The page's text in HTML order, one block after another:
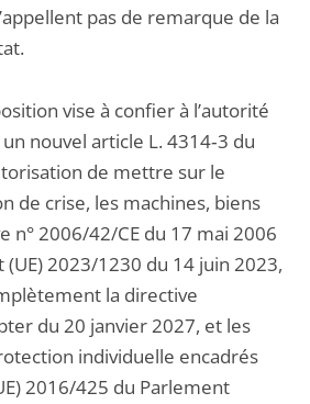
pas de remarque de la
vise à confier à l’autorité
nouvel article L. 4314‑3 du
de mettre sur le
de crise, les machines, biens
n° 2006/42/CE du 17 mai 2006
2023/1230 du 14 juin 2023,
la directive
du 20 janvier 2027, et les
individuelle encadrés
2016/425 du Parlement